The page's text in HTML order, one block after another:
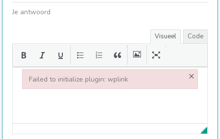
Je antwoord
Visueel Code
Failed to initialize plugin: wplink ×
Failed to initialize plugin: wplink